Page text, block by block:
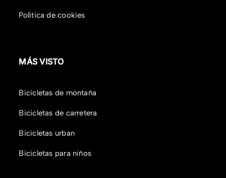
Política de cookies
MÁS VISTO
Bicicletas de montaña
Bicicletas de carretera
Bicicletas urban
Bicicletas para niños